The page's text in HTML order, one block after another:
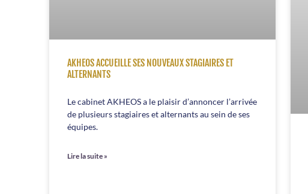
AKHEOS ACCUEILLE SES NOUVEAUX STAGIAIRES ET
ALTERNANTS
Le cabinet AKHEOS a le plaisir d’annoncer l’arrivée
de plusieurs stagiaires et alternants au sein de ses
équipes.
Lire la suite »